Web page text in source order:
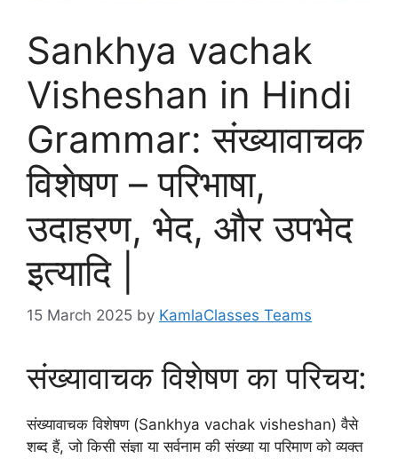
Sankhya vachak
Visheshan in Hindi
Grammar: संख्यावाचक
विशेषण – परिभाषा,
उदाहरण, भेद, और उपभेद
इत्यादि |
15 March 2025 by KamlaClasses Teams
संख्यावाचक विशेषण का परिचय:
संख्यावाचक विशेषण (Sankhya vachak visheshan) वैसे
शब्द हैं, जो किसी संज्ञा या सर्वनाम की संख्या या परिमाण को व्यक्त